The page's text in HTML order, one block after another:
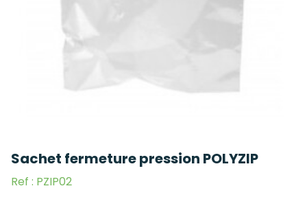
Sachet fermeture pression POLYZIP
Ref : PZIP02